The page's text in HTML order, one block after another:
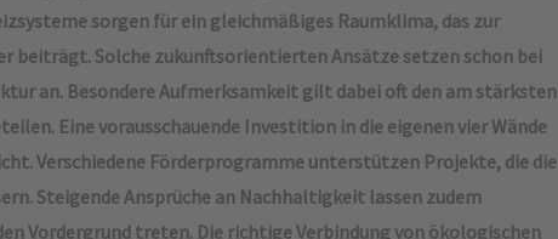
sorgen für ein gleichmäßiges Raumklima, das zur
beiträgt. Solche zukunftsorientierten Ansätze setzen schon bei
an. Besondere Aufmerksamkeit gilt dabei oft den am stärksten
Eine vorausschauende Investition in die eigenen vier Wände
Verschiedene Förderprogramme unterstützen Projekte, die die
Steigende Ansprüche an Nachhaltigkeit lassen zudem
Vordergrund treten. Die richtige Verbindung von ökologischen